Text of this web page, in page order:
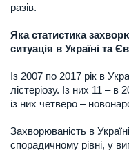
разів.
Яка статистика
ситуація в Україні та
Із 2007 по 2017 рік в
лістеріозу. Із них 11 –
із них четверо –
Захворюваність в
спорадичному рівні, у